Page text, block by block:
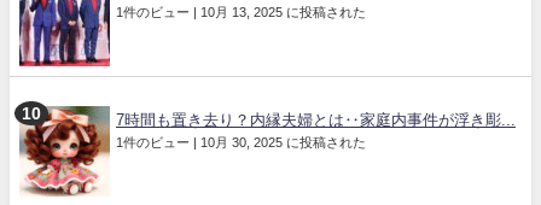
1件のビュー | 10月 13, 2025 に投稿された
7時間も置き去り？内縁夫婦とは‥家庭内事件が浮き彫...
1件のビュー | 10月 30, 2025 に投稿された